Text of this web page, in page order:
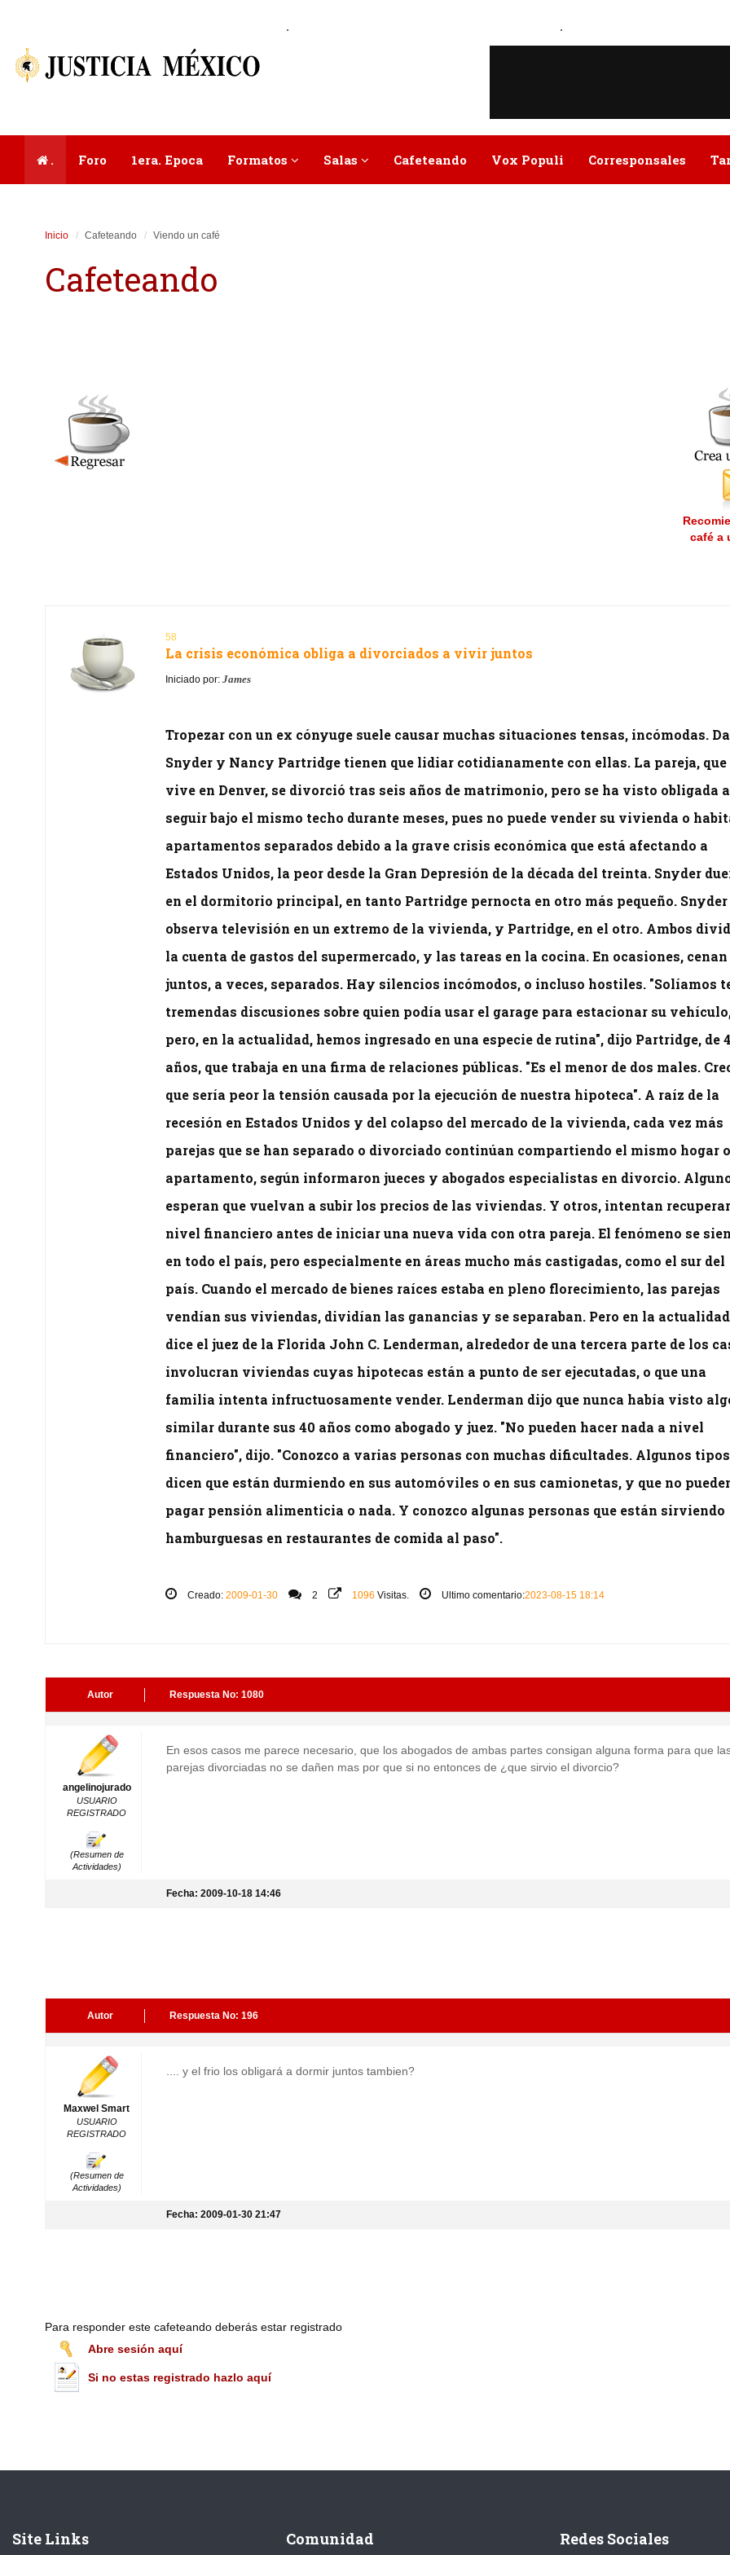
. .
. Foro 1era. Epoca Formatos Salas Cafeteando Vox Populi Corresponsales
Inicio Cafeteando Viendo un café
Cafeteando
café a
58
La crisis económica obliga a divorciados a vivir juntos
Iniciado por: James
Tropezar con un ex cónyuge suele causar muchas situaciones tensas, incómodas.
Snyder y Nancy Partridge tienen que lidiar cotidianamente con ellas. La pareja, que
vive en Denver, se divorció tras seis años de matrimonio, pero se ha visto obligada a
seguir bajo el mismo techo durante meses, pues no puede vender su vivienda o
apartamentos separados debido a la grave crisis económica que está afectando a
Estados Unidos, la peor desde la Gran Depresión de la década del treinta. Snyder
en el dormitorio principal, en tanto Partridge pernocta en otro más pequeño. Snyder
observa televisión en un extremo de la vivienda, y Partridge, en el otro. Ambos
la cuenta de gastos del supermercado, y las tareas en la cocina. En ocasiones, cenan
juntos, a veces, separados. Hay silencios incómodos, o incluso hostiles. "Solíamos
tremendas discusiones sobre quien podía usar el garage para estacionar su
pero, en la actualidad, hemos ingresado en una especie de rutina", dijo Partridge, de
años, que trabaja en una firma de relaciones públicas. "Es el menor de dos males.
que sería peor la tensión causada por la ejecución de nuestra hipoteca". A raíz de la
recesión en Estados Unidos y del colapso del mercado de la vivienda, cada vez más
parejas que se han separado o divorciado continúan compartiendo el mismo hogar o
apartamento, según informaron jueces y abogados especialistas en divorcio.
esperan que vuelvan a subir los precios de las viviendas. Y otros, intentan
nivel financiero antes de iniciar una nueva vida con otra pareja. El fenómeno se
en todo el país, pero especialmente en áreas mucho más castigadas, como el sur del
país. Cuando el mercado de bienes raíces estaba en pleno florecimiento, las parejas
vendían sus viviendas, dividían las ganancias y se separaban. Pero en la
dice el juez de la Florida John C. Lenderman, alrededor de una tercera parte de los
involucran viviendas cuyas hipotecas están a punto de ser ejecutadas, o que una
familia intenta infructuosamente vender. Lenderman dijo que nunca había visto
similar durante sus 40 años como abogado y juez. "No pueden hacer nada a nivel
financiero", dijo. "Conozco a varias personas con muchas dificultades. Algunos
dicen que están durmiendo en sus automóviles o en sus camionetas, y que no
pagar pensión alimenticia o nada. Y conozco algunas personas que están sirviendo
hamburguesas en restaurantes de comida al paso".
Creado: 2009-01-30 2 1096 Visitas. Ultimo comentario:2023-08-15 18:14
Autor Respuesta No: 1080
angelinojurado
USUARIO
REGISTRADO
(Resumen de
Actividades)
En esos casos me parece necesario, que los abogados de ambas partes consigan alguna forma para que
parejas divorciadas no se dañen mas por que si no entonces de ¿que sirvio el divorcio?
Fecha: 2009-10-18 14:46
Autor Respuesta No: 196
Maxwel Smart
USUARIO
REGISTRADO
(Resumen de
Actividades)
.... y el frio los obligará a dormir juntos tambien?
Fecha: 2009-01-30 21:47
Para responder este cafeteando deberás estar registrado
Abre sesión aquí
Si no estas registrado hazlo aquí
Site Links Comunidad Redes Sociales